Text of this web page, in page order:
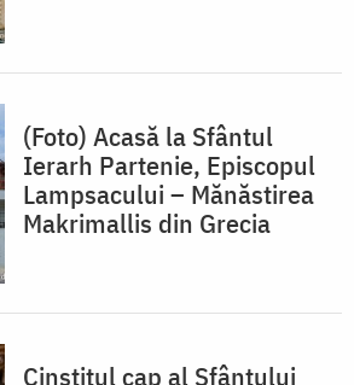
(Foto) Acasă la Sfântul
Ierarh Partenie, Episcopul
Lampsacului – Mănăstirea
Makrimallis din Grecia
Cinstitul cap al Sfântului